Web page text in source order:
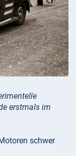
erstmals im
schwer